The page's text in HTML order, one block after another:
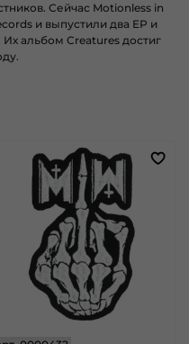
Сейчас Motionless in
и выпустили два EP и
альбом Creatures достиг